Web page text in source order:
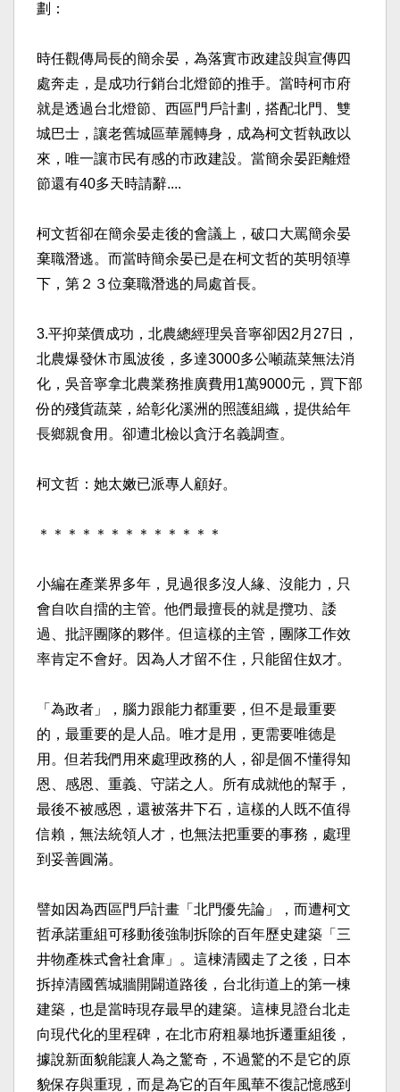
劃：
時任觀傳局長的簡余晏，為落實市政建設與宣傳四
處奔走， 是成功行銷台北燈節的推手。當時柯市府
就是透過台北燈節 、西區門戶計劃，搭配北門、雙
城巴士，讓老舊城區華麗轉身，成為柯文哲執政以
來，唯一讓市民有感的市政建設。當簡余晏距離燈
節還有40多天時請辭....
柯文哲卻在簡余晏走後的會議上，破口大罵簡余晏
棄職潛逃。而當時簡余晏已是在柯文哲的英明領導
下，第２３位棄職潛逃的局處首長。
3.平抑菜價成功，北農總經理吳音寧卻因2月27日，
北農爆發休市風波後，多達3000多公噸蔬菜無法消
化，吳音寧拿北農業務推廣費用1萬9000元，買下部
份的殘貨蔬菜，給彰化溪洲的照護組織，提供給年
長鄉親食用。卻遭北檢以貪汙名義調查。
柯文哲：她太嫩已派專人顧好。
＊＊＊＊＊＊＊＊＊＊＊＊＊
小編在產業界多年，見過很多沒人緣、沒能力，只
會自吹自擂的主管。他們最擅長的就是攬功、諉
過、批評團隊的夥伴。但這樣的主管，團隊工作效
率肯定不會好。因為人才留不住，只能留住奴才。
「為政者」，腦力跟能力都重要，但不是最重要
的，最重要的是人品。唯才是用，更需要唯德是
用。但若我們用來處理政務的人，卻是個不懂得知
恩、感恩、重義、守諾之人。所有成就他的幫手，
最後不被感恩，還被落井下石，這樣的人 既不值得
信賴，無法統領人才，也無法把重要的事務，處理
到妥善圓滿。
譬如因為西區門戶計畫「北門優先論」，而遭柯文
哲承諾重組可移動後強制拆除的百年歷史建築「三
井物產株式會社倉庫」。這棟清國走了之後，日本
拆掉清國舊城牆開闢道路後 ，台北街道上的第一棟
建築，也是當時現存最早的建築。這棟見證台北走
向現代化的里程碑，在北市府粗暴地拆遷重組後，
據說新面貌能讓人為之驚奇，不過驚的不是它的原
貌保存與重現，而是為它的百年風華不復記憶感到